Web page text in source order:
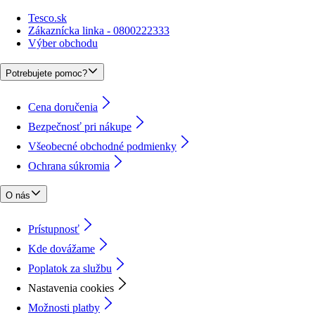
Tesco.sk
Zákaznícka linka - 0800222333
Výber obchodu
Potrebujete pomoc?
Cena doručenia
Bezpečnosť pri nákupe
Všeobecné obchodné podmienky
Ochrana súkromia
O nás
Prístupnosť
Kde dovážame
Poplatok za službu
Nastavenia cookies
Možnosti platby